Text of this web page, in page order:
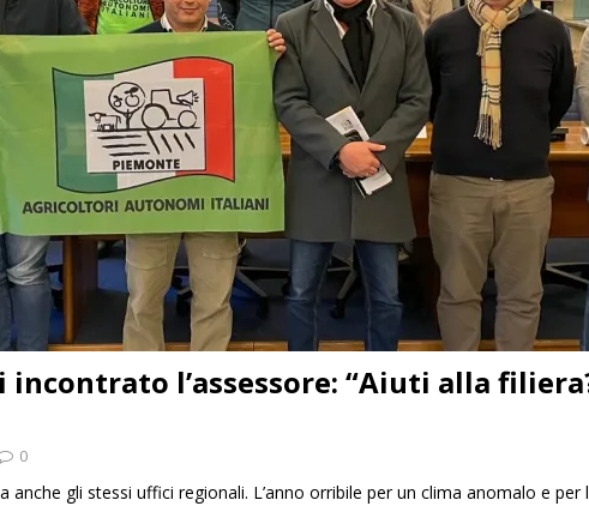
l’assessore: “Aiuti alla
0
gli stessi uffici regionali. L’anno orribile per un clima anomalo e per